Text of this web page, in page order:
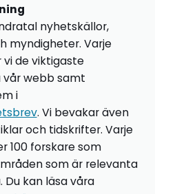
nyhetskällor,
myndigheter. Varje
de viktigaste
webb samt
i
. Vi bevakar även
och tidskrifter. Varje
100 forskare som
som är relevanta
kan läsa våra